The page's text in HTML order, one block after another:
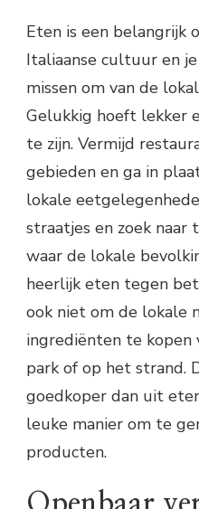
Eten is een belangrijk
Italiaanse cultuur en
missen om van de
Gelukkig hoeft lekker
te zijn. Vermijd
gebieden en ga in
lokale
straatjes en zoek naar
waar de lokale
heerlijk eten tegen
ook niet om de lokale
ingrediënten te kopen
park of op het strand.
goedkoper dan uit
leuke manier om te
producten.